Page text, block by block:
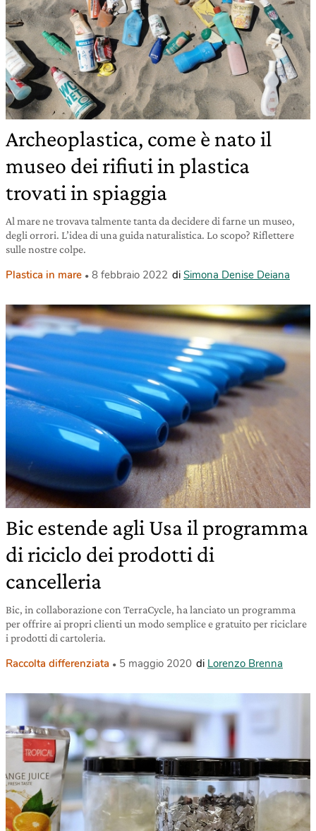
Archeoplastica, come è nato il
museo dei rifiuti in plastica
trovati in spiaggia
Al mare ne trovava talmente tanta da decidere di farne un museo,
degli orrori. L’idea di una guida naturalistica. Lo scopo? Riflettere
sulle nostre colpe.
Plastica in mare 8 febbraio 2022 di Simona Denise Deiana
Bic estende agli Usa il programma
di riciclo dei prodotti di
cancelleria
Bic, in collaborazione con TerraCycle, ha lanciato un programma
per offrire ai propri clienti un modo semplice e gratuito per riciclare
i prodotti di cartoleria.
Raccolta differenziata 5 maggio 2020 di Lorenzo Brenna